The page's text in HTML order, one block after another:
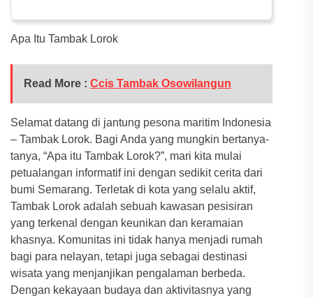
Apa Itu Tambak Lorok
Read More : Ccis Tambak Osowilangun
Selamat datang di jantung pesona maritim Indonesia
– Tambak Lorok. Bagi Anda yang mungkin bertanya-
tanya, “Apa itu Tambak Lorok?”, mari kita mulai
petualangan informatif ini dengan sedikit cerita dari
bumi Semarang. Terletak di kota yang selalu aktif,
Tambak Lorok adalah sebuah kawasan pesisiran
yang terkenal dengan keunikan dan keramaian
khasnya. Komunitas ini tidak hanya menjadi rumah
bagi para nelayan, tetapi juga sebagai destinasi
wisata yang menjanjikan pengalaman berbeda.
Dengan kekayaan budaya dan aktivitasnya yang